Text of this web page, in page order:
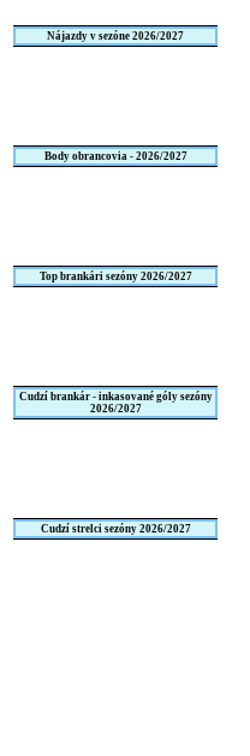
Nájazdy v sezóne 2026/2027
Body obrancovia - 2026/2027
Top brankári sezóny 2026/2027
Cudzí brankár - inkasované góly sezóny
2026/2027
Cudzí strelci sezóny 2026/2027